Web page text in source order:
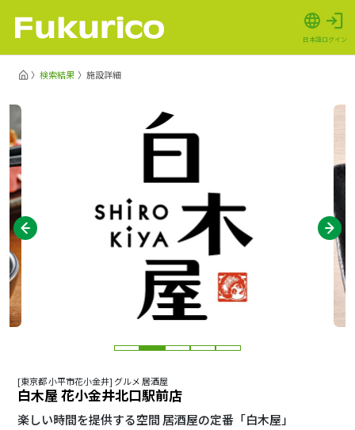
日本語ログイン
検索結果 施設詳細
[東京都 小平市花小金井] グルメ 居酒屋
白木屋 花小金井北口駅前店
楽しい時間を提供する空間 居酒屋の定番「白木屋」